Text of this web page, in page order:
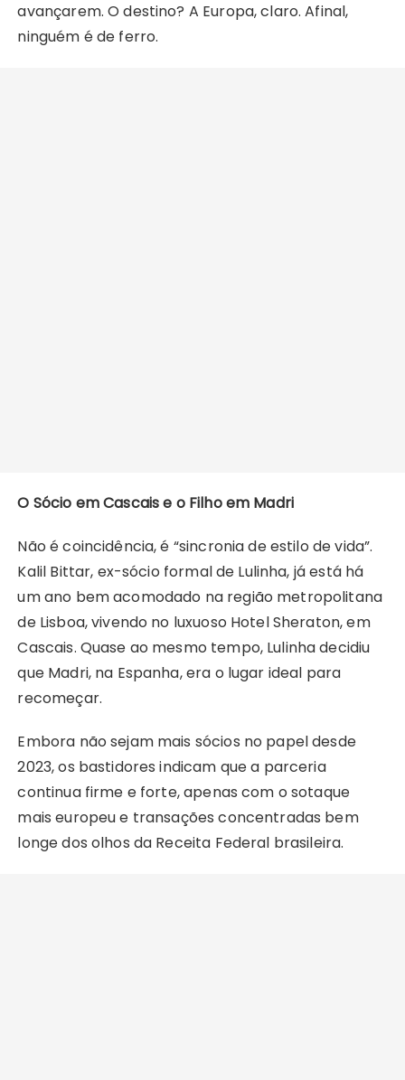
avançarem. O destino? A Europa, claro. Afinal,
ninguém é de ferro.
O Sócio em Cascais e o Filho em Madri
Não é coincidência, é “sincronia de estilo de vida”.
Kalil Bittar, ex-sócio formal de Lulinha, já está há
um ano bem acomodado na região metropolitana
de Lisboa, vivendo no luxuoso Hotel Sheraton, em
Cascais. Quase ao mesmo tempo, Lulinha decidiu
que Madri, na Espanha, era o lugar ideal para
recomeçar.
Embora não sejam mais sócios no papel desde
2023, os bastidores indicam que a parceria
continua firme e forte, apenas com o sotaque
mais europeu e transações concentradas bem
longe dos olhos da Receita Federal brasileira.